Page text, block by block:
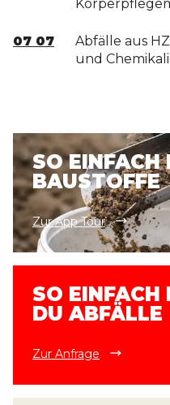
07 07
Abfälle aus
und
SO EINFACH
BAUSTOFFE
Zur App Tour
SO EINFACH
DU ABFÄLLE
Zur Anfrage